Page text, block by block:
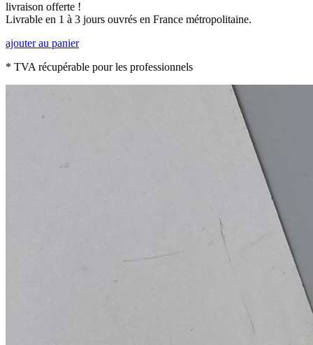
livraison offerte !
Livrable en 1 à 3 jours ouvrés en France métropolitaine.
ajouter au panier
* TVA récupérable pour les professionnels